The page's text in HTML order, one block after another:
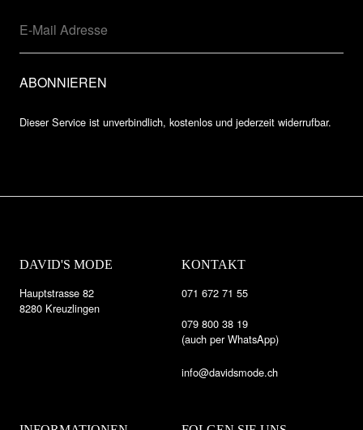
Dieser Service ist unverbindlich, kostenlos und jederzeit widerrufbar.
DAVID'S MODE
Hauptstrasse 82
8280 Kreuzlingen
KONTAKT
071 672 71 55
079 800 38 19
(auch per WhatsApp)
info@davidsmode.ch